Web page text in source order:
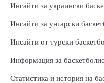
Инсайти за украински
Инсайти за унгарски
Инсайти от турски
Информация за
Статистика и история на